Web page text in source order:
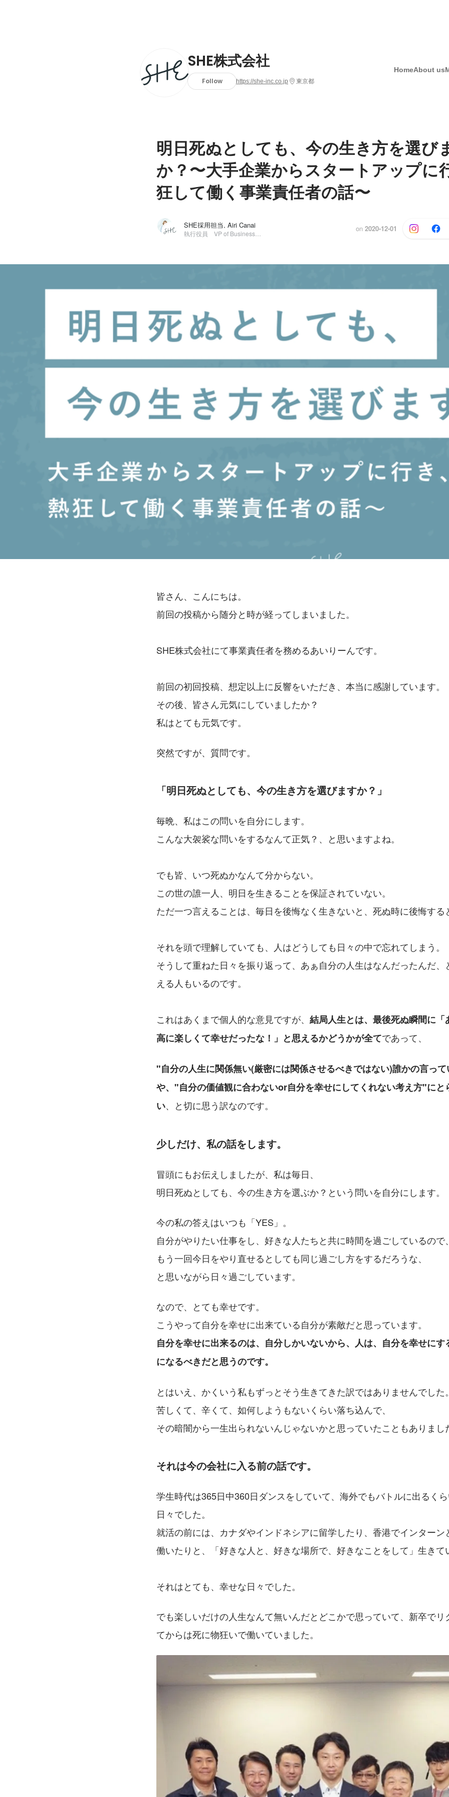
SHE株式会社
Follow https://she-inc.co.jp 東京都
HomeAbout us
明日死ぬとしても、今の生き方を選び
か？〜大手企業からスタートアップに
狂して働く事業責任者の話〜
SHE採用担当, Airi Canai on 2020-12-01
皆さん、こんにちは。
前回の投稿から随分と時が経ってしまいました。
SHE株式会社にて事業責任者を務めるあいりーんです。
前回の初回投稿、想定以上に反響をいただき、本当に感謝しています。
その後、皆さん元気にしていましたか？
私はとても元気です。
突然ですが、質問です。
「明日死ぬとしても、今の生き方を選びますか？」
毎晩、私はこの問いを自分にします。
こんな大袈裟な問いをするなんて正気？、と思いますよね。
でも皆、いつ死ぬかなんて分からない。
この世の誰一人、明日を生きることを保証されていない。
ただ一つ言えることは、毎日を後悔なく生きないと、死ぬ時に後悔する
それを頭で理解していても、人はどうしても日々の中で忘れてしまう。
そうして重ねた日々を振り返って、あぁ自分の人生はなんだったんだ、
える人もいるのです。
これはあくまで個人的な意見ですが、 結局人生とは、最後死ぬ瞬間に「
高に楽しくて幸せだったな！」と思えるかどうかが全てであって、
"自分の人生に関係無い(厳密には関係させるべきではない)誰かの言って
や、"自分の価値観に合わないor自分を幸せにしてくれない考え方"にと
い、と切に思う訳なのです。
少しだけ、私の話をします。
冒頭にもお伝えしましたが、私は毎日、
明日死ぬとしても、今の生き方を選ぶか？という問いを自分にします。
今の私の答えはいつも「YES」。
自分がやりたい仕事をし、好きな人たちと共に時間を過ごしているので、
もう一回今日をやり直せるとしても同じ過ごし方をするだろうな、
と思いながら日々過ごしています。
なので、とても幸せです。
こうやって自分を幸せに出来ている自分が素敵だと思っています。
自分を幸せに出来るのは、自分しかいないから、人は、自分を幸せに
になるべきだと思うのです。
とはいえ、かくいう私もずっとそう生きてきた訳ではありませんでした。
苦しくて、辛くて、如何しようもないくらい落ち込んで、
その暗闇から一生出られないんじゃないかと思っていたこともありまし
それは今の会社に入る前の話です。
学生時代は365日中360日ダンスをしていて、海外でもバトルに出るく
日々でした。
就活の前には、カナダやインドネシアに留学したり、香港でインターン
働いたりと、「好きな人と、好きな場所で、好きなことをして」生きて
それはとても、幸せな日々でした。
でも楽しいだけの人生なんて無いんだとどこかで思っていて、新卒でリ
てからは死に物狂いで働いていました。
SHE採用担当
SHE株式会社 /